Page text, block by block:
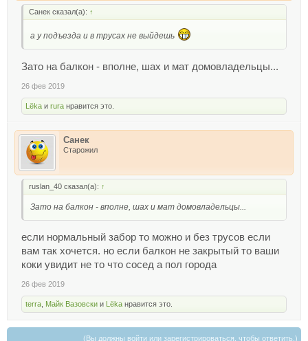
Санек сказал(а): ↑
а у подъезда и в трусах не выйдешь
Зато на балкон - вполне, шах и мат домовладельцы...
26 фев 2019
Lёka и rura нравится это.
Санек
Старожил
ruslan_40 сказал(а): ↑
Зато на балкон - вполне, шах и мат домовладельцы...
если нормальный забор то можно и без трусов если
вам так хочется. но если балкон не закрытый то ваши
коки увидит не то что сосед а пол города
26 фев 2019
terra Майк Вазовски и Lёka нравится это.
(Вы должны войти или зарегистрироваться, чтобы ответить.)